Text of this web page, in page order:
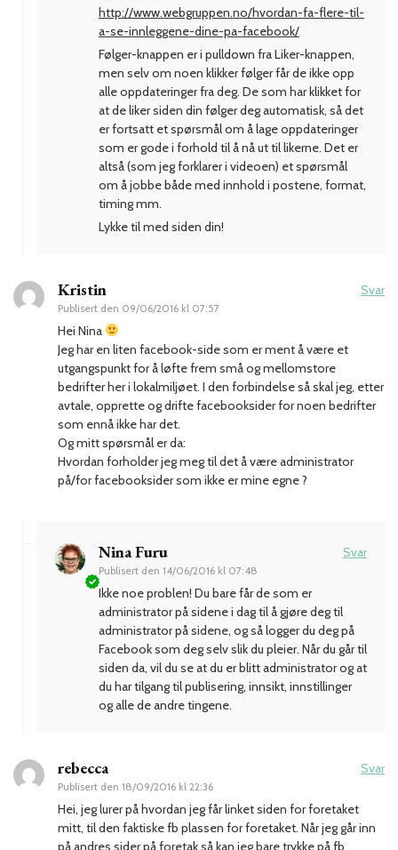
http://www.webgruppen.no/hvordan-fa-flere-til-
a-se-innleggene-dine-pa-facebook/
Følger-knappen er i pulldown fra Liker-knappen,
men selv om noen klikker følger får de ikke opp
alle oppdateringer fra deg. De som har klikket for
at de liker siden din følger deg automatisk, så det
er fortsatt et spørsmål om å lage oppdateringer
som er gode i forhold til å nå ut til likerne. Det er
altså (som jeg forklarer i videoen) et spørsmål
om å jobbe både med innhold i postene, format,
timing mm.
Lykke til med siden din!
Kristin
Publisert den 09/06/2016 kl 07:57
Svar
Hei Nina
Jeg har en liten facebook-side som er ment å være et
utgangspunkt for å løfte frem små og mellomstore
bedrifter her i lokalmiljøet. I den forbindelse så skal jeg, etter
avtale, opprette og drifte facebooksider for noen bedrifter
som ennå ikke har det.
Og mitt spørsmål er da:
Hvordan forholder jeg meg til det å være administrator
på/for facebooksider som ikke er mine egne ?
Nina Furu
Publisert den 14/06/2016 kl 07:48
Svar
Ikke noe problen! Du bare får de som er
administrator på sidene i dag til å gjøre deg til
administrator på sidene, og så logger du deg på
Facebook som deg selv slik du pleier. Når du går til
siden da, vil du se at du er blitt administrator og at
du har tilgang til publisering, innsikt, innstillinger
og alle de andre tingene.
rebecca
Publisert den 18/09/2016 kl 22:36
Svar
Hei, jeg lurer på hvordan jeg får linket siden for foretaket
mitt, til den faktiske fb plassen for foretaket. Når jeg går inn
på andres sider på foretak så kan jeg bare trykke på fb